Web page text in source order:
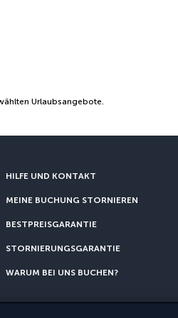
Urlaubsangebote.
HILFE UND KONTAKT
MEINE BUCHUNG STORNIEREN
BESTPREISGARANTIE
STORNIERUNGSGARANTIE
WARUM BEI UNS BUCHEN?